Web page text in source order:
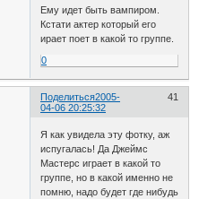
Ему идет быть вампиром.
Кстати актер который его
ирает поет в какой то группе.
0
Поделиться 41
2005-
04-06 20:25:32
Я как увидела эту фотку, аж
испугалась! Да Джеймс
Мастерс играет в какой то
группе, но в какой именно не
помню, надо будет где нибудь